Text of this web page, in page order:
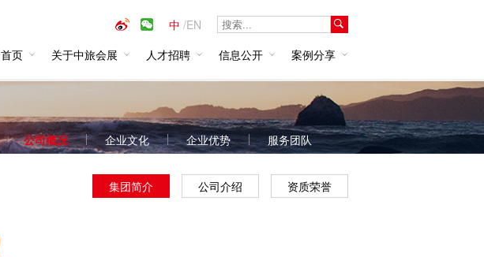
中 /EN
首页
关于中旅会展 人才招聘 信息公开 案例分享
公司概况 企业文化 企业优势 服务团队
集团简介 公司介绍 资质荣誉